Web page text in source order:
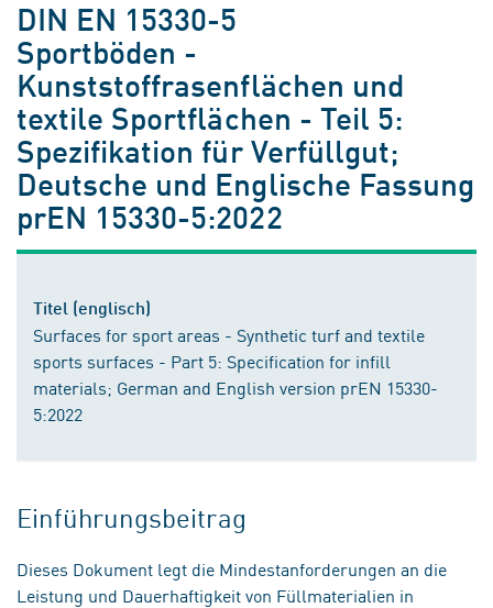
DIN EN 15330-5
Sportböden -
Kunststoffrasenflächen und
textile Sportflächen - Teil 5:
Spezifikation für Verfüllgut;
Deutsche und Englische Fassung
prEN 15330-5:2022
Titel (englisch)
Surfaces for sport areas - Synthetic turf and textile
sports surfaces - Part 5: Specification for infill
materials; German and English version prEN 15330-
5:2022
Einführungsbeitrag
Dieses Dokument legt die Mindestanforderungen an die
Leistung und Dauerhaftigkeit von Füllmaterialien in